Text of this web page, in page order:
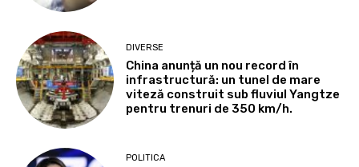
DIVERSE
China anunță un nou record în
infrastructură: un tunel de mare
viteză construit sub fluviul Yangtze
pentru trenuri de 350 km/h.
POLITICA